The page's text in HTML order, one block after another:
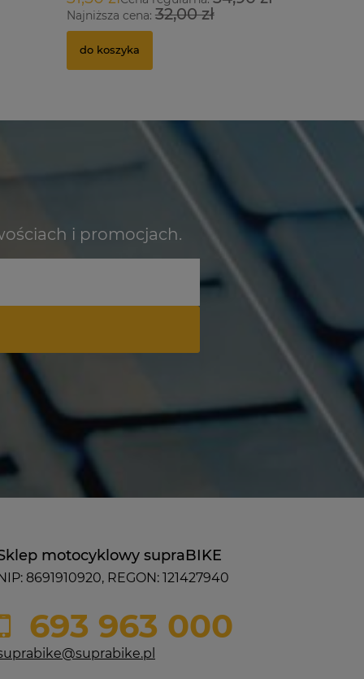
Najniższa cena: 32,00 zł
do koszyka
i promocjach.
motocyklowy supraBIKE
8691910920, REGON: 121427940
693 963 000